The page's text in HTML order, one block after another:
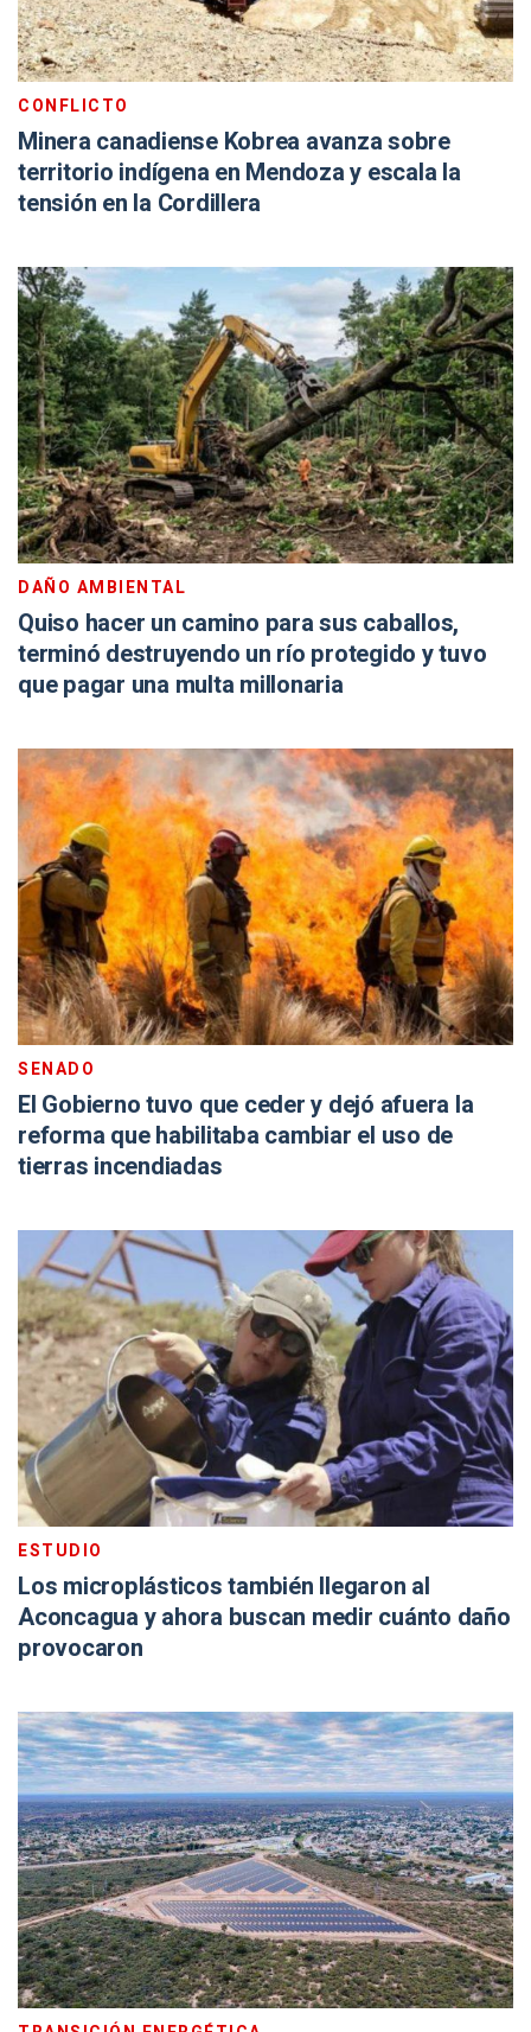
CONFLICTO
Minera canadiense Kobrea avanza sobre
territorio indígena en Mendoza y escala la
tensión en la Cordillera
DAÑO AMBIENTAL
Quiso hacer un camino para sus caballos,
terminó destruyendo un río protegido y tuvo
que pagar una multa millonaria
SENADO
El Gobierno tuvo que ceder y dejó afuera la
reforma que habilitaba cambiar el uso de
tierras incendiadas
ESTUDIO
Los microplásticos también llegaron al
Aconcagua y ahora buscan medir cuánto daño
provocaron